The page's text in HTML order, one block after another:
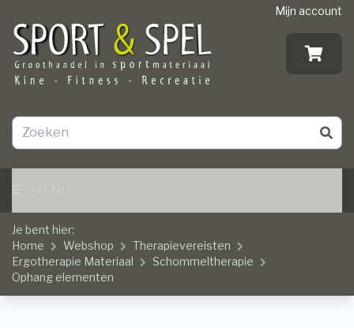
Mijn account
Je bent hier:
Home
Webshop
Therapievereisten
Ergotherapie Materiaal
Schommeltherapie
Ophang elementen